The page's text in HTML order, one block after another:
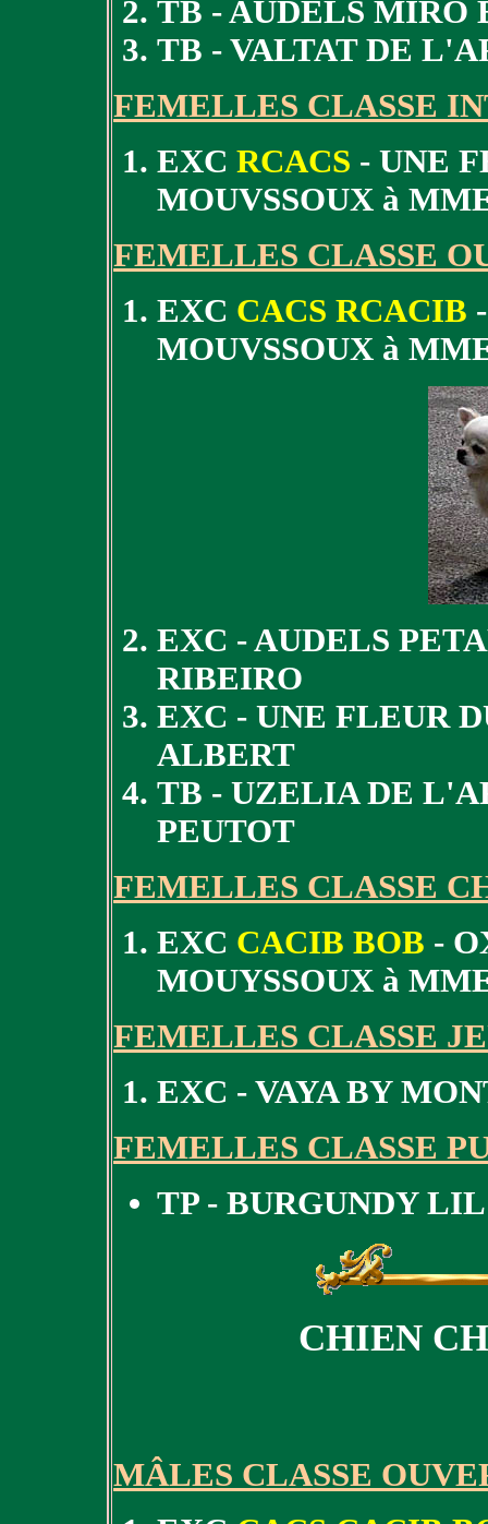
TB - AUDELS MIRO
TB - VALTAT DE
FEMELLES CLASSE
EXC RCACS - UNE
MOUVSSOUX à
FEMELLES CLASSE
EXC CACS RCACIB
MOUVSSOUX à
EXC - AUDELS
RIBEIRO
EXC - UNE FLEUR
ALBERT
TB - UZELIA DE
PEUTOT
FEMELLES CLASSE
EXC CACIB BOB -
MOUYSSOUX à
FEMELLES CLASSE
EXC - VAYA BY
FEMELLES CLASSE
TP - BURGUNDY
CHIEN
MÂLES CLASSE